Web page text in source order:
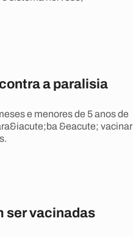
a paralisia
e menores de 5 anos de
&eacute; vacinar
ser vacinadas